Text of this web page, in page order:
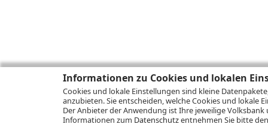
Informationen zu Cookies und lokalen
Cookies und lokale Einstellungen sind kleine
anzubieten. Sie entscheiden, welche Cookies und lokale
Der Anbieter der Anwendung ist Ihre jeweilige Volksbank
Informationen zum Datenschutzentnehmen Sie bitte